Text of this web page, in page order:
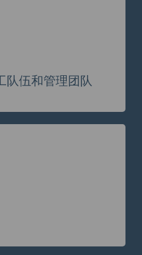
队伍和管理团队